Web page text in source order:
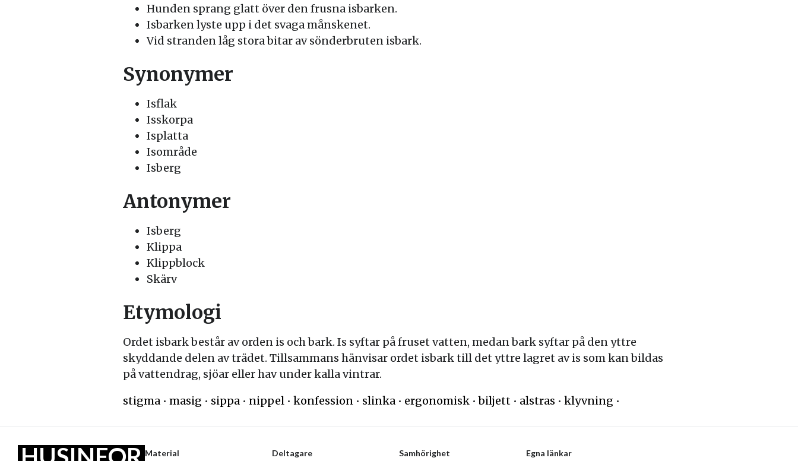
Hunden sprang glatt över den frusna isbarken.
Isbarken lyste upp i det svaga månskenet.
Vid stranden låg stora bitar av sönderbruten isbark.
Synonymer
Isflak
Isskorpa
Isplatta
Isområde
Isberg
Antonymer
Isberg
Klippa
Klippblock
Skärv
Etymologi
Ordet isbark består av orden is och bark. Is syftar på fruset vatten, medan bark syftar på den yttre
skyddande delen av trädet. Tillsammans hänvisar ordet isbark till det yttre lagret av is som kan bildas
på vattendrag, sjöar eller hav under kalla vintrar.
stigma • masig • sippa • nippel • konfession • slinka • ergonomisk •biljett • alstras • klyvning •
Material Deltagare Samhörighet Egna länkar